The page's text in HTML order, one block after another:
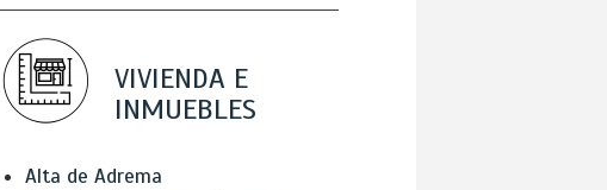
VIVIENDA E
INMUEBLES
Alta de Adrema